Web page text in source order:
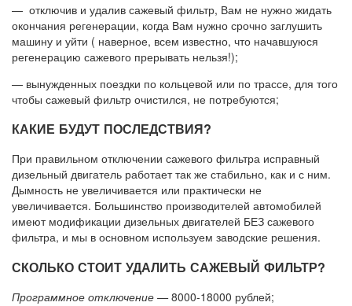
— отключив и удалив сажевый фильтр, Вам не нужно жидать
окончания регенерации, когда Вам нужно срочно заглушить
машину и уйти ( наверное, всем известно, что начавшуюся
регенерацию сажевого прерывать нельзя!);
— вынужденных поездки по кольцевой или по трассе, для того
чтобы сажевый фильтр очистился, не потребуются;
КАКИЕ БУДУТ ПОСЛЕДСТВИЯ?
При правильном отключении сажевого фильтра исправный
дизельный двигатель работает так же стабильно, как и с ним.
Дымность не увеличивается или практически не
увеличивается. Большинство производителей автомобилей
имеют модификации дизельных двигателей БЕЗ сажевого
фильтра, и мы в основном используем заводские решения.
СКОЛЬКО СТОИТ УДАЛИТЬ САЖЕВЫЙ ФИЛЬТР?
Программное отключение —8000-18000 рублей;